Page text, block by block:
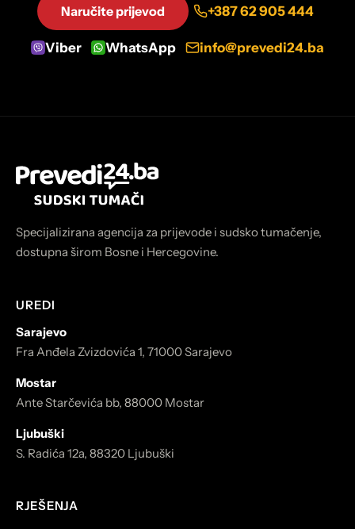
Naručite prijevod +387 62 905 444
Viber WhatsApp info@prevedi24.ba
Specijalizirana agencija za prijevode i sudsko tumačenje,
dostupna širom Bosne i Hercegovine.
UREDI
Sarajevo
Fra Anđela Zvizdovića 1, 71000 Sarajevo
Mostar
Ante Starčevića bb, 88000 Mostar
Ljubuški
S. Radića 12a, 88320 Ljubuški
RJEŠENJA